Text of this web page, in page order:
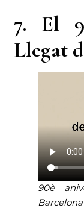
7. El
Llegat
90è
Barcelona